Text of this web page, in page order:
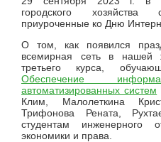
городского хозяйства
приуроченные ко Дню
О том, как появился
всемирная сеть в нашей
третьего курса,
Обеспечение
автоматизированных систем
Клим, Малолеткина
Трифонова Рената,
студентам
экономики и права.